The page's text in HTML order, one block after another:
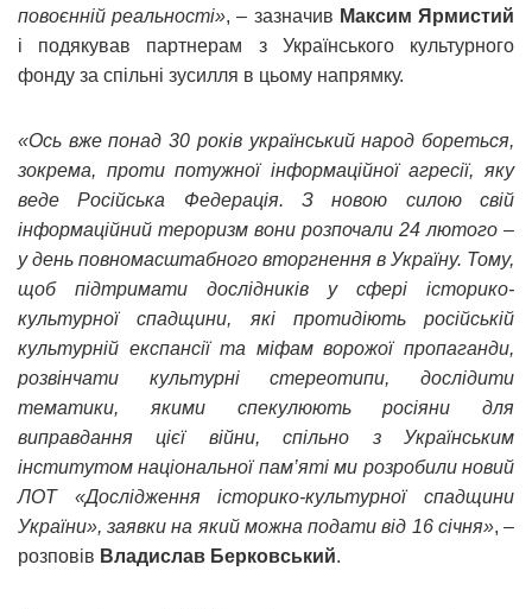
повоєнній реальності», – зазначив Максим Ярмистий
і подякував партнерам з Українського культурного
фонду за спільні зусилля в цьому напрямку.
«Ось вже понад 30 років український народ бореться,
зокрема, проти потужної інформаційної агресії, яку
веде Російська Федерація. З новою силою свій
інформаційний тероризм вони розпочали 24 лютого –
у день повномасштабного вторгнення в Україну. Тому,
щоб підтримати дослідників у сфері історико-
культурної спадщини, які протидіють російській
культурній експансії та міфам ворожої пропаганди,
розвінчати культурні стереотипи, дослідити
тематики, якими спекулюють росіяни для
виправдання цієї війни, спільно з Українським
інститутом національної пам’яті ми розробили новий
ЛОТ «Дослідження історико-культурної спадщини
України», заявки на який можна подати від 16 січня», –
розповів Владислав Берковський.